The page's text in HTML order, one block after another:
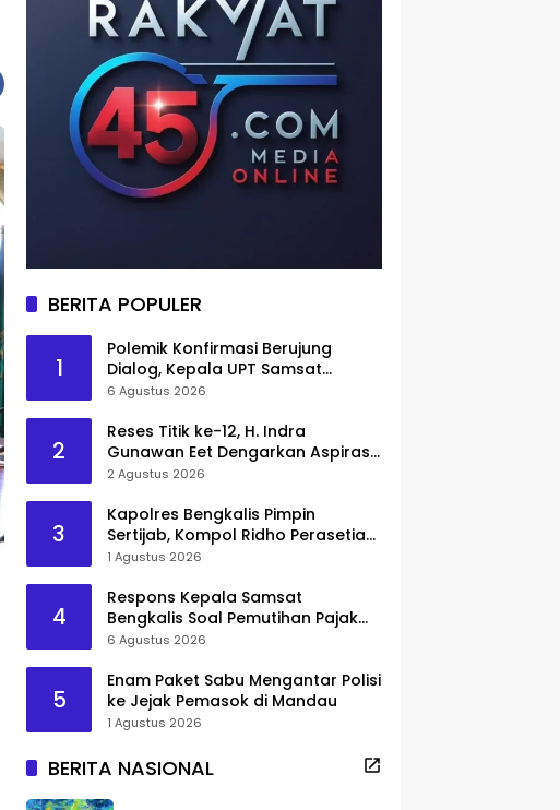
BERITA POPULER
1
Polemik Konfirmasi Berujung
Dialog, Kepala UPT Samsat
Bengkalis Minta Maaf
6 Agustus 2026
2
Reses Titik ke-12, H. Indra
Gunawan Eet Dengarkan Aspirasi
Senggoro
2 Agustus 2026
3
Kapolres Bengkalis Pimpin
Sertijab, Kompol Ridho Perasetia
Jadi Wakapolres
1 Agustus 2026
4
Respons Kepala Samsat
Bengkalis Soal Pemutihan Pajak
Disorot
6 Agustus 2026
5
Enam Paket Sabu Mengantar Polisi
ke Jejak Pemasok di Mandau
1 Agustus 2026
BERITA NASIONAL